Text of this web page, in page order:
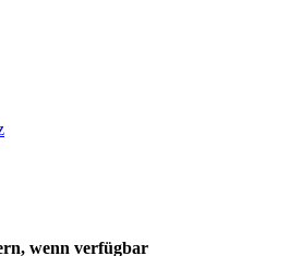
wenn verfügbar